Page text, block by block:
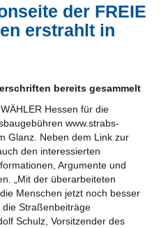
der FREIE
erstrahlt in
bereits gesammelt
Hessen für die
www.strabs-
Glanz. Neben dem Link zur
den interessierten
Argumente und
„Mit der überarbeiteten
Menschen jetzt noch besser
Straßenbeiträge
Schulz, Vorsitzender des